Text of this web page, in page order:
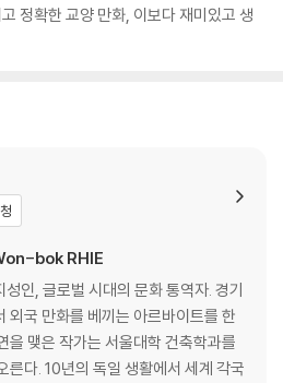
정확한 교양 만화, 이보다 재미있고 생
bok RHIE
인, 글로벌 시대의 문화 통역자. 경기
외국 만화를 베끼는 아르바이트를 한
을 맺은 작가는 서울대학 건축학과를
른다. 10년의 독일 생활에서 세계 각국